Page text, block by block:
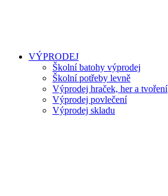
VÝPRODEJ
Školní batohy výprodej
Školní potřeby levně
Výprodej hraček, her a tvoření
Výprodej povlečení
Výprodej skladu